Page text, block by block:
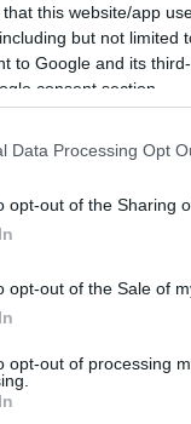
that this website/app
but not limited
to Google and its
consent section.
Data Processing Opt
opt-out of the Sharing
opt-out of the Sale of
opt-out of processing
πιστεύεις ότι
στο σπίτι
Σε αρκετές
ξηρότητα
μούχλα
των
και εύκολα
τα